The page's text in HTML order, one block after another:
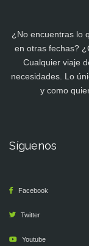
¿No encuentras lo
en otras fechas?
Cualquier viaje
necesidades. Lo
y como
Síguenos
Facebook
Twitter
Youtube